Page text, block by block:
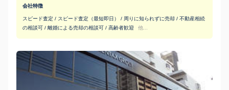
会社特徴
スピード査定 / スピード査定（最短即日） / 周りに知られずに売却 / 不動産相続
の相談可 / 離婚による売却の相談可 / 高齢者歓迎
他...